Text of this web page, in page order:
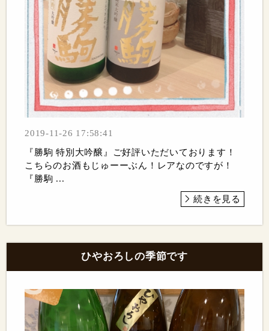
2019-11-26 17:58:41
『勝駒 特別大吟醸』ご好評いただいております！
こちらのお酒もじゅーーぶん！レアなのですが！
『勝駒 ...
続きを見る
ひやおろしの季節です